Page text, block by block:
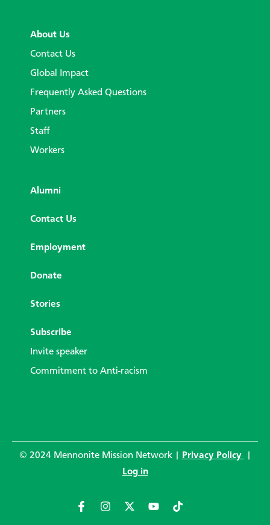
About Us
Contact Us
Global Impact
Frequently Asked Questions
Partners
Staff
Workers
Alumni
Contact Us
Employment
Donate
Stories
Subscribe
Invite speaker
Commitment to Anti-racism
© 2024 Mennonite Mission Network | Privacy Policy
Log in